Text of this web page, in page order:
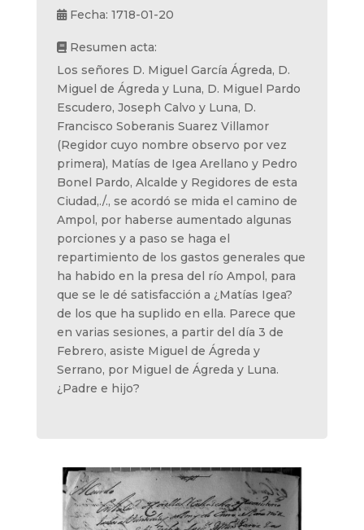
Fecha: 1718-01-20
Resumen acta:
Los señores D. Miguel García Ágreda, D.
Miguel de Ágreda y Luna, D. Miguel Pardo
Escudero, Joseph Calvo y Luna, D.
Francisco Soberanis Suarez Villamor
(Regidor cuyo nombre observo por vez
primera), Matías de Igea Arellano y Pedro
Bonel Pardo, Alcalde y Regidores de esta
Ciudad,./., se acordó se mida el camino de
Ampol, por haberse aumentado algunas
porciones y a paso se haga el
repartimiento de los gastos generales que
ha habido en la presa del río Ampol, para
que se le dé satisfacción a ¿Matías Igea?
de los que ha suplido en ella. Parece que
en varias sesiones, a partir del día 3 de
Febrero, asiste Miguel de Ágreda y
Serrano, por Miguel de Ágreda y Luna.
¿Padre e hijo?